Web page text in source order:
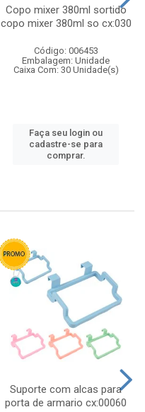
Copo mixer 380ml sortido
copo mixer 380ml so cx:030
Código: 006453
Embalagem: Unidade
Caixa Com: 30 Unidade(s)
Faça seu login ou
cadastre-se para
comprar.
Suporte com alcas para
porta de armario cx:00060